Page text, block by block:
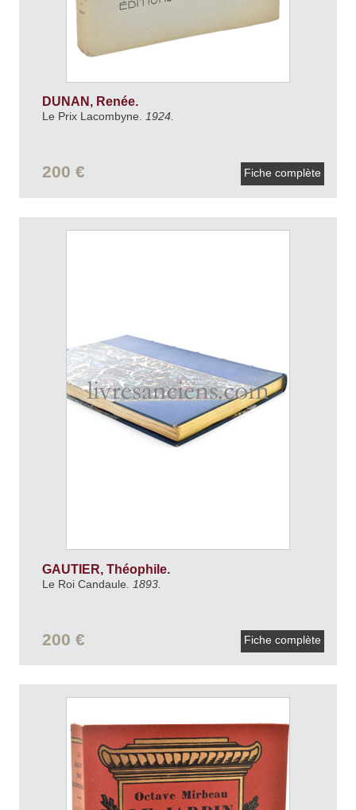
DUNAN, Renée.
Le Prix Lacombyne. 1924.
200 € Fiche complète
GAUTIER, Théophile.
Le Roi Candaule. 1893.
200 € Fiche complète